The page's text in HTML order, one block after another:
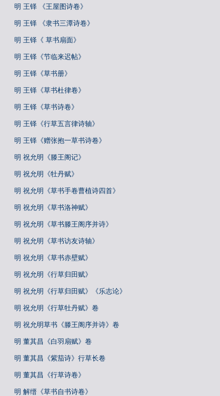
明 王铎 《王屋图诗卷》
明 王铎 《隶书三潭诗卷》
明 王铎《 草书扇面》
明 王铎《节临来迟帖》
明 王铎《草书册》
明 王铎《草书杜律卷》
明 王铎《草书诗卷》
明 王铎《行草五言律诗轴》
明 王铎《赠张抱一草书诗卷》
明 祝允明《滕王阁记》
明 祝允明《牡丹赋》
明 祝允明《草书手卷曹植诗四首》
明 祝允明《草书洛神赋》
明 祝允明《草书滕王阁序并诗》
明 祝允明《草书访友诗轴》
明 祝允明《草书赤壁赋》
明 祝允明《行草归田赋》
明 祝允明《行草归田赋》《乐志论》
明 祝允明《行草牡丹赋》卷
明 祝允明草书《滕王阁序并诗》卷
明 董其昌《白羽扇赋》卷
明 董其昌《紫茄诗》行草长卷
明 董其昌《行草诗卷》
明 解缙《草书自书诗卷》